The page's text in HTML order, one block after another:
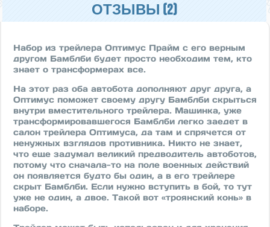
ОТЗЫВЫ (2)
Набор из трейлера Оптимус Прайм с его верным
другом Бамблби будет просто необходим тем, кто
знает о трансформерах все.
На этот раз оба автобота дополняют друг друга, а
Оптимус поможет своему другу Бамблби скрыться
внутри вместительного трейлера. Машинка, уже
трансформировавшегося Бамблби легко заедет в
салон трейлера Оптимуса, да там и спрячется от
ненужных взглядов противника. Никто не знает,
что еще задумал великий предводитель автоботов,
потому что сначала-то на поле военных действий
он появляется будто бы один, а в его трейлере
скрыт Бамблби. Если нужно вступить в бой, то тут
уже не один, а двое. Такой вот «троянский конь» в
наборе.